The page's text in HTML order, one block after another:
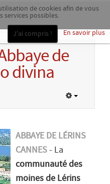
de cookies afin de vous
services possibles.
En savoir plus
J'ai compris !
de
divina
ABBAYE DE LÉRINS
CANNES - La
communauté des
moines de Lérins